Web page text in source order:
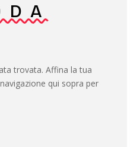
trovata. Affina la tua
qui sopra per